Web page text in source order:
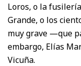
Loros, o la
Grande, o los
muy grave —que
embargo, Elías
Vicuña.